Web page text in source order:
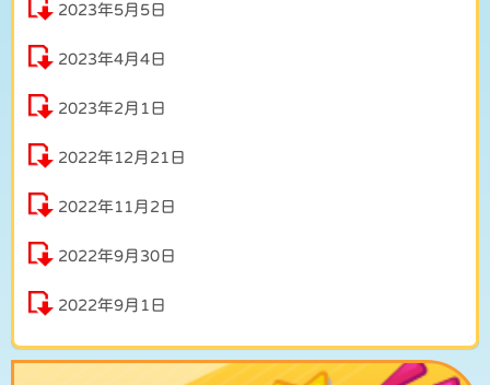
2023年5月5日
2023年4月4日
2023年2月1日
2022年12月21日
2022年11月2日
2022年9月30日
2022年9月1日